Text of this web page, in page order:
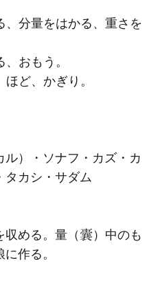
、分量をはかる、重さを
おもう。
ど、かぎり。
）・ソナフ・カズ・カ
タカシ・サダム
収める。量（
）中のも
作る。